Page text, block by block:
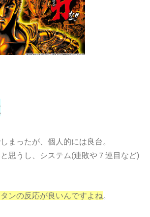
まったが、個人的には良台。
思うし、システム(連敗や７連目など)
ンの反応が良いんですよね。